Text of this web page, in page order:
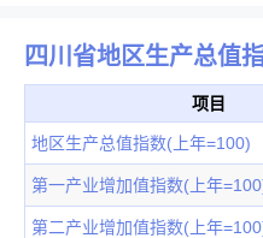
四川省地区生产总值
项目
地区生产总值指数(上年=100)
第一产业增加值指数(上年
第二产业增加值指数(上年